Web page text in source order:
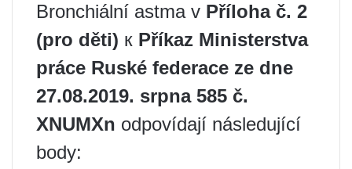
Bronchiální astma v Příloha č. 2
(pro děti) к Příkaz Ministerstva
práce Ruské federace ze dne
27.08.2019. srpna 585 č.
XNUMXn odpovídají následující
body: